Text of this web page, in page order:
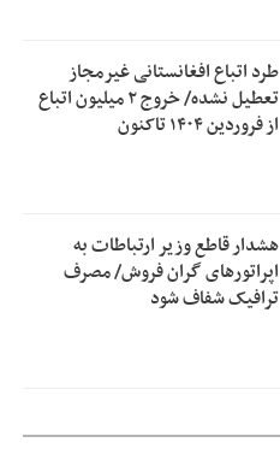
طرد اتباع افغانستانی غیرمجاز
تعطیل نشده/ خروج ۲ میلیون اتباع
از فروردین ۱۴۰۴ تاکنون
هشدار قاطع وزیر ارتباطات به
اپراتورهای گران فروش/ مصرف
ترافیک شفاف شود